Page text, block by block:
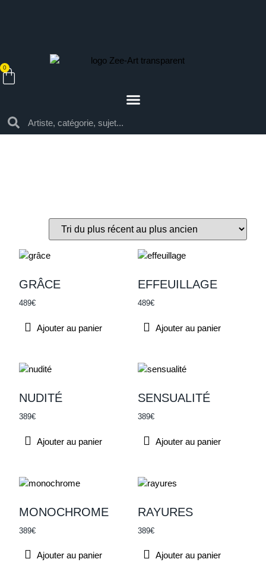
0
Par style
Architecture
Figuratif
Pop-art
Par couleur
Par technique
Acrylique sur toile
GRÂCE
489€
Ajouter au panier
EFFEUILLAGE
489€
Ajouter au panier
NUDITÉ
389€
Ajouter au panier
SENSUALITÉ
389€
Ajouter au panier
MONOCHROME
389€
Ajouter au panier
RAYURES
389€
Ajouter au panier